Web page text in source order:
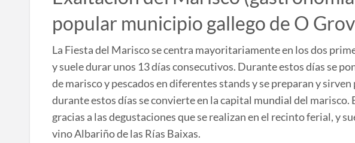
popular municipio gallego de O
La Fiesta del Marisco se centra mayoritariamente en los dos
y suele durar unos 13 días consecutivos. Durante estos días se
de marisco y pescados en diferentes stands y se preparan y
durante estos días se convierte en la capital mundial del marisco.
gracias a las degustaciones que se realizan en el recinto ferial, y
vino Albariño de las Rías Baixas.